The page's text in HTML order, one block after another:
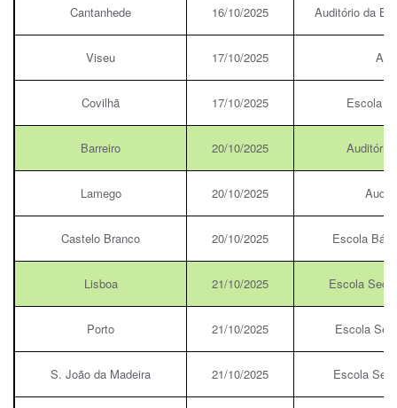
Cantanhede 16/10/2025 Auditório da
Viseu 17/10/2025
Covilhã 17/10/2025 Escola
Barreiro 20/10/2025 Auditório
Lamego 20/10/2025
Castelo Branco 20/10/2025 Escola
Lisboa 21/10/2025 Escola
Porto 21/10/2025 Escola
S. João da Madeira 21/10/2025 Escola